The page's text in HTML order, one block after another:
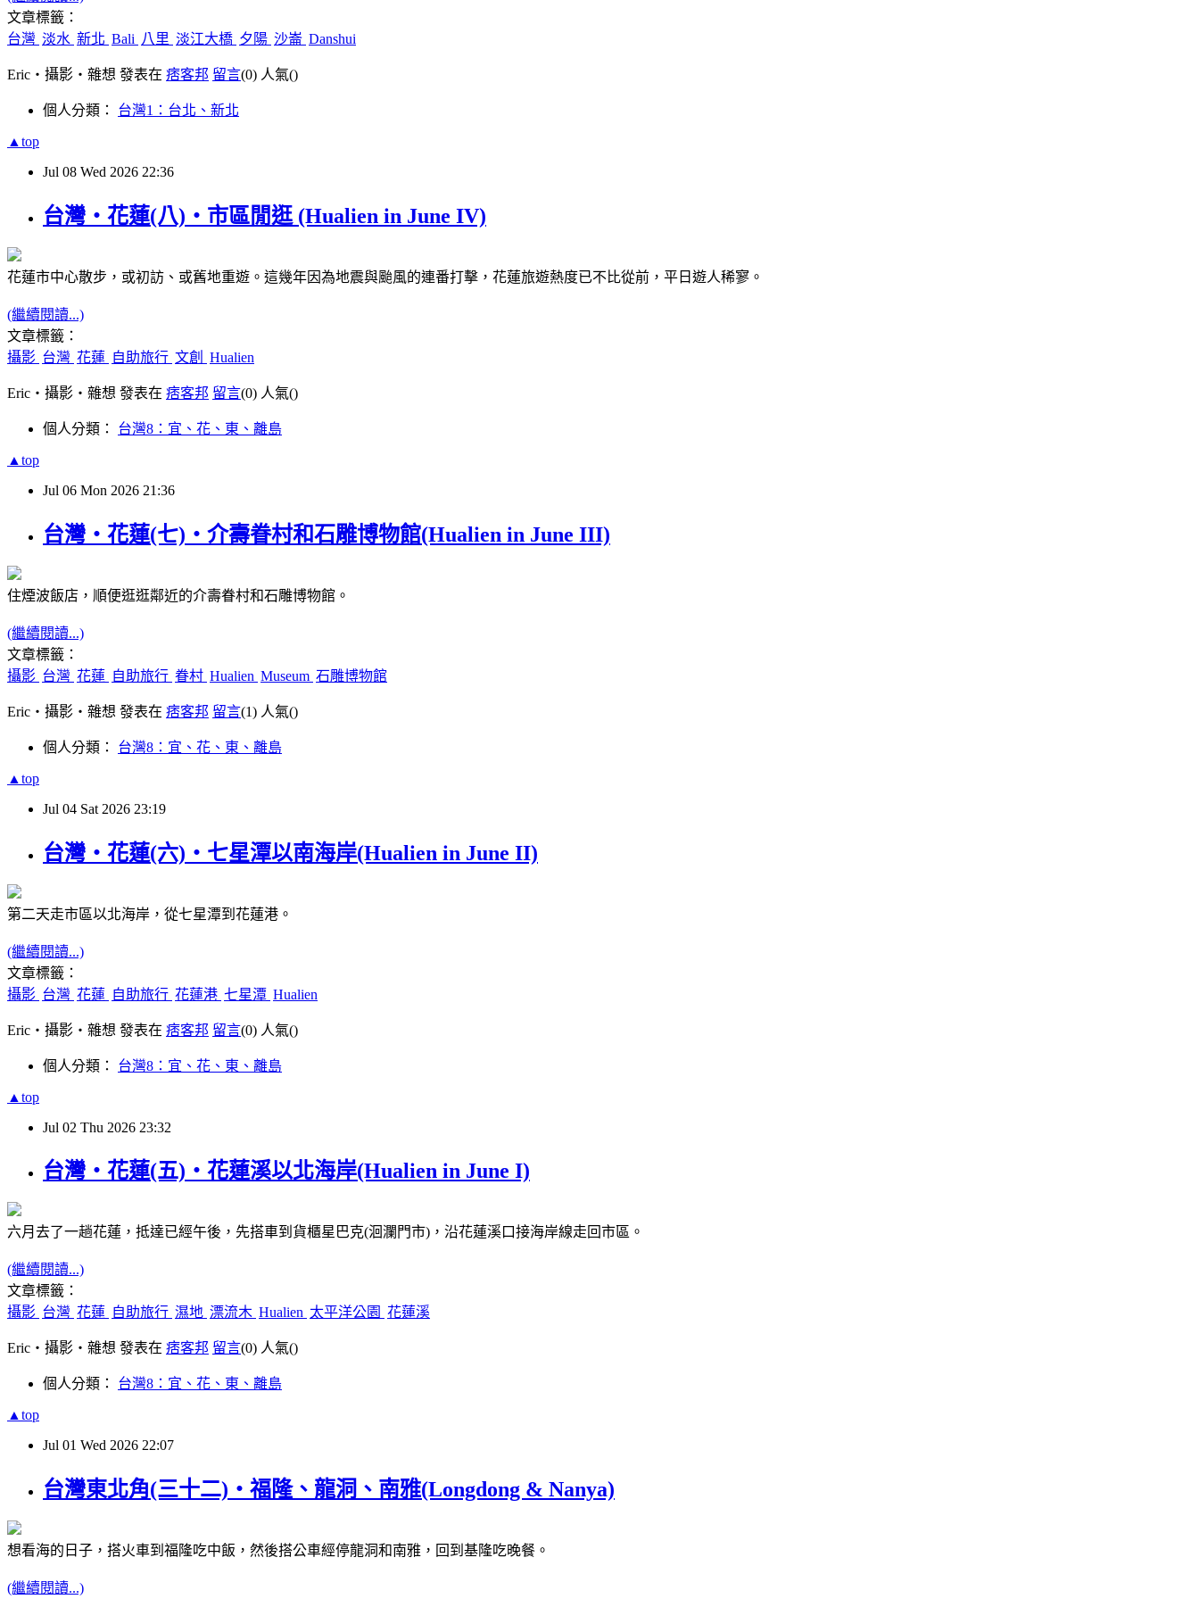
文章標籤：
台灣 淡水 新北 Bali 八里 淡江大橋 夕陽 沙崙 Danshui
Eric‧攝影‧雜想 發表在 痞客邦 留言(0) 人氣()
個人分類： 台灣1：台北、新北
▲top
Jul 08 Wed 2026 22:36
台灣‧花蓮(八)‧市區閒逛 (Hualien in June IV)
花蓮市中心散步，或初訪、或舊地重遊。這幾年因為地震與颱風的連番打擊，花蓮旅遊熱度已不比從前，平日遊人稀寥。
(繼續閱讀...)
文章標籤：
攝影 台灣 花蓮 自助旅行 文創 Hualien
Eric‧攝影‧雜想 發表在 痞客邦 留言(0) 人氣()
個人分類： 台灣8：宜、花、東、離島
▲top
Jul 06 Mon 2026 21:36
台灣‧花蓮(七)‧介壽眷村和石雕博物館(Hualien in June III)
住煙波飯店，順便逛逛鄰近的介壽眷村和石雕博物館。
(繼續閱讀...)
文章標籤：
攝影 台灣 花蓮 自助旅行 眷村 Hualien Museum 石雕博物館
Eric‧攝影‧雜想 發表在 痞客邦 留言(1) 人氣()
個人分類： 台灣8：宜、花、東、離島
▲top
Jul 04 Sat 2026 23:19
台灣‧花蓮(六)‧七星潭以南海岸(Hualien in June II)
第二天走市區以北海岸，從七星潭到花蓮港。
(繼續閱讀...)
文章標籤：
攝影 台灣 花蓮 自助旅行 花蓮港 七星潭 Hualien
Eric‧攝影‧雜想 發表在 痞客邦 留言(0) 人氣()
個人分類： 台灣8：宜、花、東、離島
▲top
Jul 02 Thu 2026 23:32
台灣‧花蓮(五)‧花蓮溪以北海岸(Hualien in June I)
六月去了一趟花蓮，抵達已經午後，先搭車到貨櫃星巴克(洄瀾門市)，沿花蓮溪口接海岸線走回市區。
(繼續閱讀...)
文章標籤：
攝影 台灣 花蓮 自助旅行 濕地 漂流木 Hualien 太平洋公園 花蓮溪
Eric‧攝影‧雜想 發表在 痞客邦 留言(0) 人氣()
個人分類： 台灣8：宜、花、東、離島
▲top
Jul 01 Wed 2026 22:07
台灣東北角(三十二)‧福隆、龍洞、南雅(Longdong & Nanya)
想看海的日子，搭火車到福隆吃中飯，然後搭公車經停龍洞和南雅，回到基隆吃晚餐。
(繼續閱讀...)